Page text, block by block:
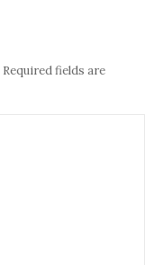
Required fields are